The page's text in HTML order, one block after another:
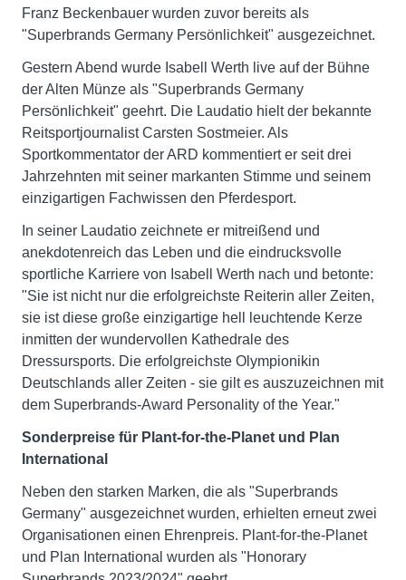
Franz Beckenbauer wurden zuvor bereits als
"Superbrands Germany Persönlichkeit" ausgezeichnet.
Gestern Abend wurde Isabell Werth live auf der Bühne
der Alten Münze als "Superbrands Germany
Persönlichkeit" geehrt. Die Laudatio hielt der bekannte
Reitsportjournalist Carsten Sostmeier. Als
Sportkommentator der ARD kommentiert er seit drei
Jahrzehnten mit seiner markanten Stimme und seinem
einzigartigen Fachwissen den Pferdesport.
In seiner Laudatio zeichnete er mitreißend und
anekdotenreich das Leben und die eindrucksvolle
sportliche Karriere von Isabell Werth nach und betonte:
"Sie ist nicht nur die erfolgreichste Reiterin aller Zeiten,
sie ist diese große einzigartige hell leuchtende Kerze
inmitten der wundervollen Kathedrale des
Dressursports. Die erfolgreichste Olympionikin
Deutschlands aller Zeiten - sie gilt es auszuzeichnen mit
dem Superbrands-Award Personality of the Year."
Sonderpreise für Plant-for-the-Planet und Plan
International
Neben den starken Marken, die als "Superbrands
Germany" ausgezeichnet wurden, erhielten erneut zwei
Organisationen einen Ehrenpreis. Plant-for-the-Planet
und Plan International wurden als "Honorary